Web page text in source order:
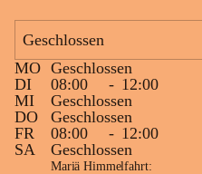
sein.
Die OMV Austria ist bemüht, für die
Bevölkerung ungewohnte, jedoch
technisch notwendige
kurz wie möglich zu halten.
Wir bitten daher die umliegende
Bevölkerung um Verständnis.
Geschlossen
MO Geschlossen
DI
08:00 - 12:00
MI
Geschlossen
DO
Geschlossen
FR
08:00 - 12:00
SA
Geschlossen
Mariä Himmelfahrt: